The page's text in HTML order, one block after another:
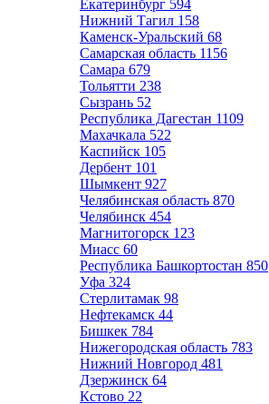
Екатеринбург 594
Нижний Тагил 158
Каменск-Уральский 68
Самарская область 1156
Самара 679
Тольятти 238
Сызрань 52
Республика Дагестан 1109
Махачкала 522
Каспийск 105
Дербент 101
Шымкент 927
Челябинская область 870
Челябинск 454
Магнитогорск 123
Миасс 60
Республика Башкортостан 850
Уфа 324
Стерлитамак 98
Нефтекамск 44
Бишкек 784
Нижегородская область 783
Нижний Новгород 481
Дзержинск 64
Кстово 22